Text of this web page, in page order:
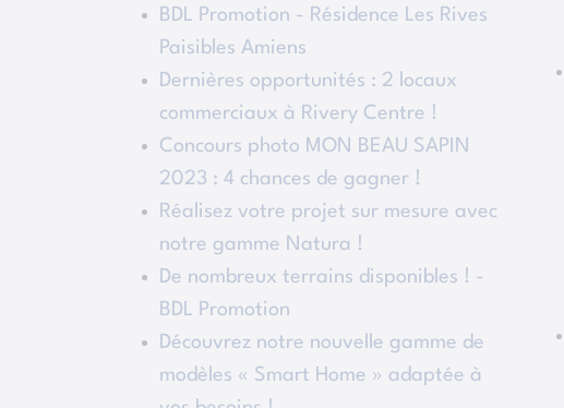
BDL Promotion - Résidence Les Rives
Paisibles Amiens
Dernières opportunités : 2 locaux
commerciaux à Rivery Centre !
Concours photo MON BEAU SAPIN
2023 : 4 chances de gagner !
Réalisez votre projet sur mesure avec
notre gamme Natura !
De nombreux terrains disponibles ! -
BDL Promotion
Découvrez notre nouvelle gamme de
modèles « Smart Home » adaptée à